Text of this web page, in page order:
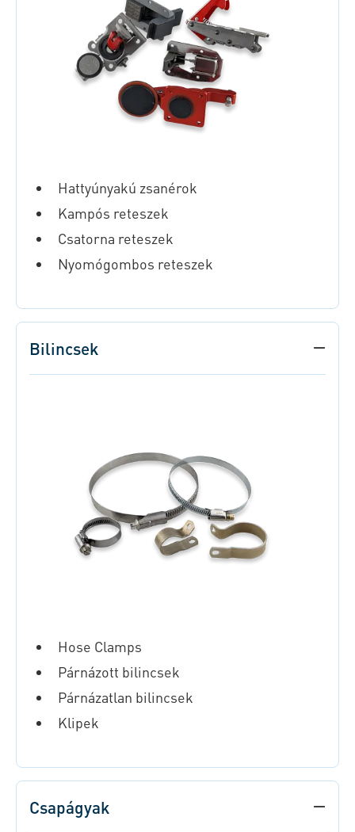
Hattyúnyakú zsanérok
Kampós reteszek
Csatorna reteszek
Nyomógombos reteszek
Bilincsek
Hose Clamps
Párnázott bilincsek
Párnázatlan bilincsek
Klipek
Csapágyak